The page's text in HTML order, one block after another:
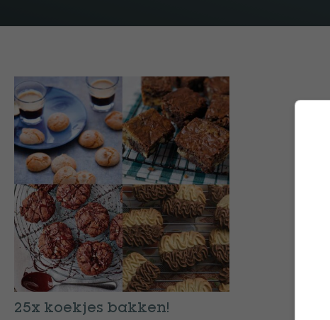
25x koekjes bakken!